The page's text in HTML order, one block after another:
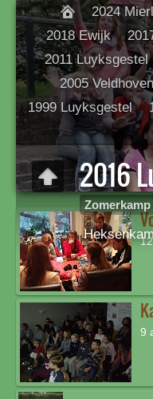
2024
2018 Ewijk
2011 Luyksgestel
2005 Veldhoven
1999 Luyksgestel
2016
Zomerkamp
9